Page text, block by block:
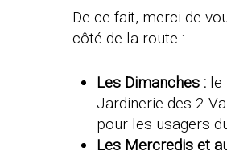
De ce fait, merci de
côté de la route :
Les Dimanches : le
Jardinerie des 2
pour les usagers
Les Mercredis et